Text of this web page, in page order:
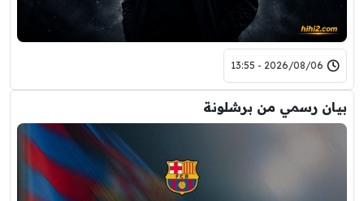
2026/08/06 - 13:55
بيان رسمي من برشلونة